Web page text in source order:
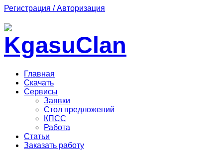
Регистрация / Авторизация
Главная
Скачать
Сервисы
Заявки
Стол предложений
КПСС
Работа
Статьи
Заказать работу